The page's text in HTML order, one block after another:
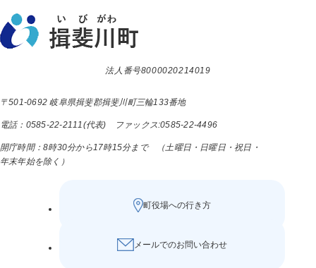
法人番号8000020214019
〒501-0692 岐阜県揖斐郡揖斐川町三輪133番地
電話：0585-22-2111(代表) ファックス:0585-22-4496
開庁時間：8時30分から17時15分まで （土曜日・日曜日・祝日・
年末年始を除く）
町役場への行き方
メールでのお問い合わせ